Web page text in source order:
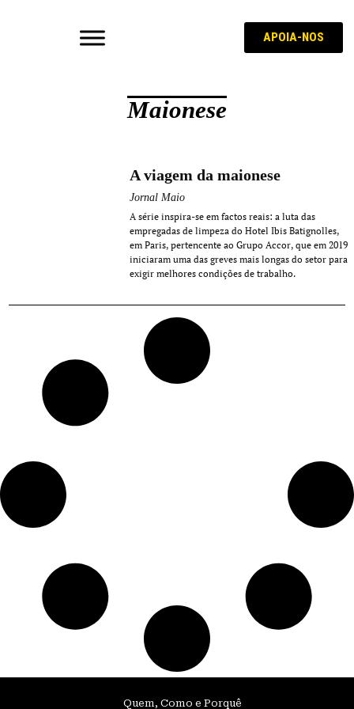
APOIA-NOS
Maionese
A viagem da maionese
Jornal Maio
A série inspira-se em factos reais: a luta das
empregadas de limpeza do Hotel Ibis Batignolles,
em Paris, pertencente ao Grupo Accor, que em 2019
iniciaram uma das greves mais longas do setor para
exigir melhores condições de trabalho.
Quem, Como e Porquê